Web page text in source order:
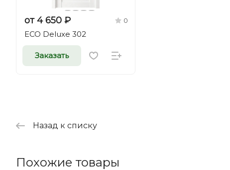
от 4 650 ₽ 0
ECO Deluxe 302
Заказать
Назад к списку
Похожие товары